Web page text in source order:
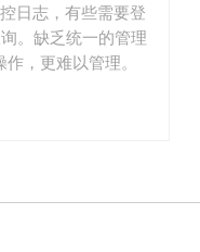
日志，有些需要登
。缺乏统一的管理
，更难以管理。